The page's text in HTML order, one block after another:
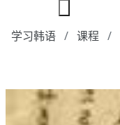
学习韩语 课程